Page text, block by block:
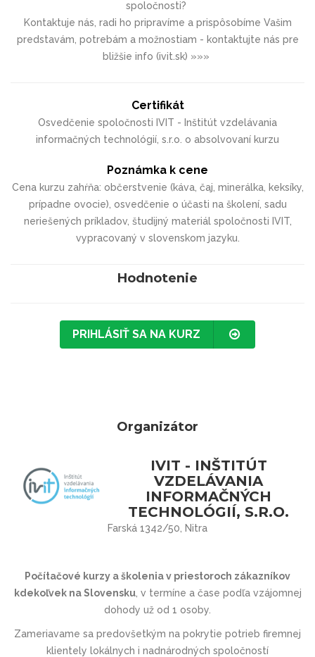
spoločnosti?
Kontaktuje nás, radi ho pripravíme a prispôsobíme Vašim
predstavám, potrebám a možnostiam - kontaktujte nás pre
bližšie info (ivit.sk) »»»
Certifikát
Osvedčenie spoločnosti IVIT - Inštitút vzdelávania
informačných technológií, s.r.o. o absolvovaní kurzu
Poznámka k cene
Cena kurzu zahŕňa: občerstvenie (káva, čaj, minerálka, keksíky,
prípadne ovocie), osvedčenie o účasti na školení, sadu
neriešených príkladov, študijný materiál spoločnosti IVIT,
vypracovaný v slovenskom jazyku.
Hodnotenie
PRIHLÁSIŤ SA NA KURZ
Organizátor
IVIT - INŠTITÚT
VZDELÁVANIA
INFORMAČNÝCH
TECHNOLÓGIÍ, S.R.O.
Farská 1342/50, Nitra
Počítačové kurzy a školenia v priestoroch zákazníkov
kdekoľvek na Slovensku, v termíne a čase podľa vzájomnej
dohody už od 1 osoby.
Zameriavame sa predovšetkým na pokrytie potrieb firemnej
klientely lokálnych i nadnárodných spoločností